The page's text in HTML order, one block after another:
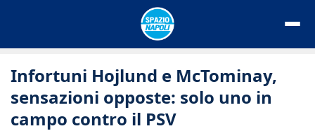
Infortuni Hojlund e McTominay,
sensazioni opposte: solo uno in
campo contro il PSV